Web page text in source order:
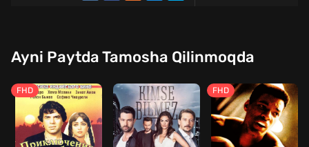
Ayni Paytda Tamosha Qilinmoqda
FHD FHD